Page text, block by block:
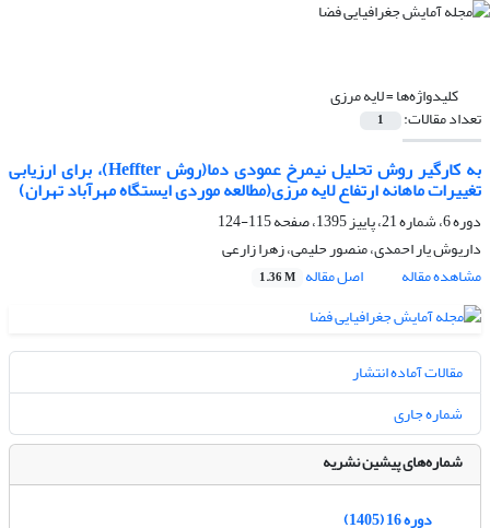
کلیدواژه‌ها =لایه مرزی
تعداد مقالات: 1
به کارگیر روش تحلیل نیمرخ عمودی دما(روش Heffter)، برای ارزیابی
تغییرات ماهانه ارتفاع لایه مرزی(مطالعه موردی ایستگاه مهرآباد تهران)
دوره 6، شماره 21، پاییز 1395، صفحه
115-124
داریوش یار احمدی، منصور حلیمی، زهرا زارعی
مشاهده مقاله
اصل مقاله 1.36 M
مقالات آماده انتشار
شماره جاری
شماره‌های پیشین نشریه
دوره 16 (1405)